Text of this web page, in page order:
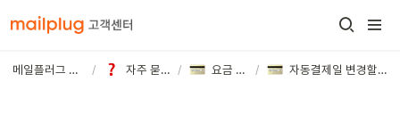
메일플러그 고객센터 / 자주 묻는 질문 / 요금 및 결제 / 자동결제일 변경할 수 있나요?